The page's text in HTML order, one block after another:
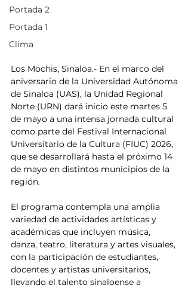
Portada 2
Portada 1
Clima
Los Mochis, Sinaloa.- En el marco del
aniversario de la Universidad Autónoma
de Sinaloa (UAS), la Unidad Regional
Norte (URN) dará inicio este martes 5
de mayo a una intensa jornada cultural
como parte del Festival Internacional
Universitario de la Cultura (FIUC) 2026,
que se desarrollará hasta el próximo 14
de mayo en distintos municipios de la
región.
El programa contempla una amplia
variedad de actividades artísticas y
académicas que incluyen música,
danza, teatro, literatura y artes visuales,
con la participación de estudiantes,
docentes y artistas universitarios,
llevando el talento sinaloense a